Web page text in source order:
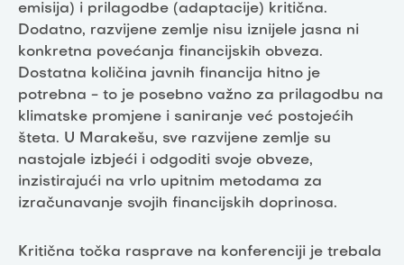
emisija) i prilagodbe (adaptacije) kritična.
Dodatno, razvijene zemlje nisu iznijele jasna ni
konkretna povećanja financijskih obveza.
Dostatna količina javnih financija hitno je
potrebna - to je posebno važno za prilagodbu na
klimatske promjene i saniranje već postojećih
šteta. U Marakešu, sve razvijene zemlje su
nastojale izbjeći i odgoditi svoje obveze,
inzistirajući na vrlo upitnim metodama za
izračunavanje svojih financijskih doprinosa.
Kritična točka rasprave na konferenciji je trebala